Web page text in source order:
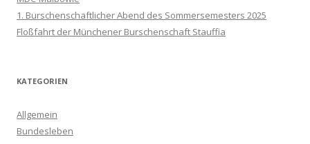
1. Burschenschaftlicher Abend des Sommersemesters 2025
Floßfahrt der Münchener Burschenschaft Stauffia
KATEGORIEN
Allgemein
Bundesleben